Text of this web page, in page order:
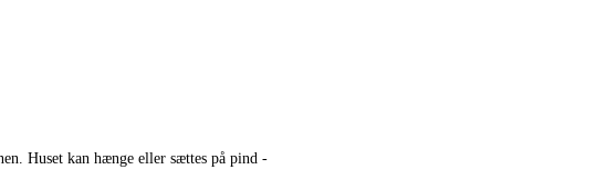
Huset kan hænge eller sættes på pind -